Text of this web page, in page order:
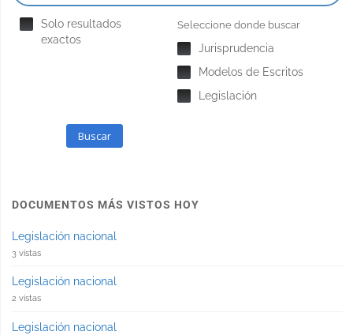
Solo resultados
exactos
Seleccione donde buscar
Jurisprudencia
Modelos de Escritos
Legislación
Buscar
DOCUMENTOS MÁS VISTOS HOY
Legislación nacional
3 vistas
Legislación nacional
2 vistas
Legislación nacional